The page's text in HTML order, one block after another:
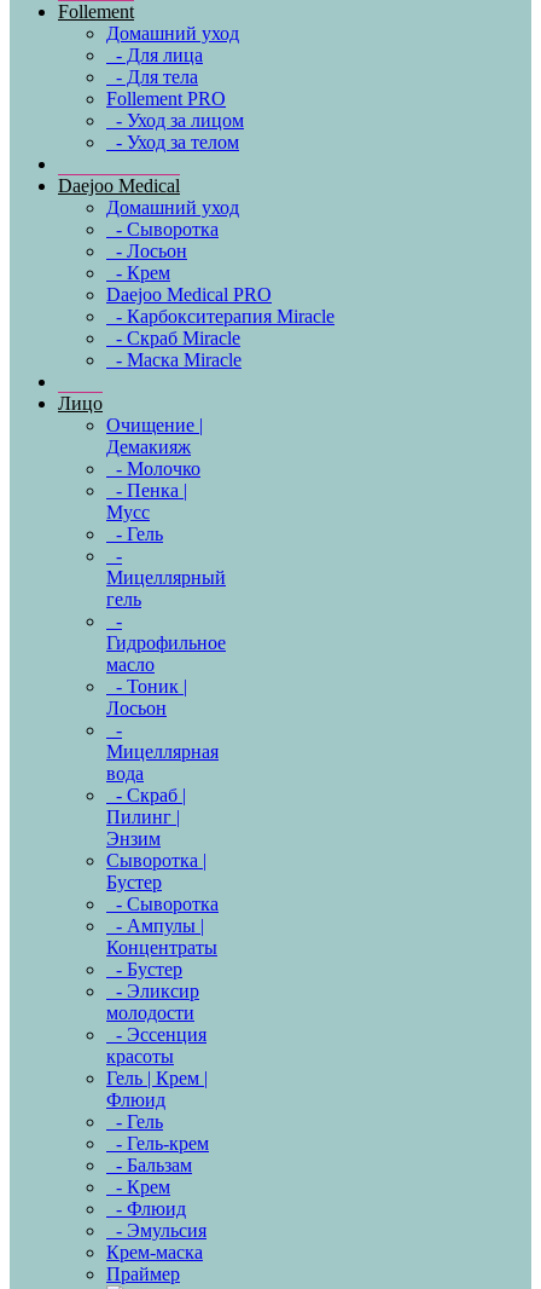
Follement
Домашний уход
- Для лица
- Для тела
Follement PRO
- Уход за лицом
- Уход за телом
Daejoo Medical
Домашний уход
- Сыворотка
- Лосьон
- Крем
Daejoo Medical PRO
- Карбокситерапия Miracle
- Скраб Miracle
- Маска Miracle
Лицо
Очищение |
Демакияж
- Молочко
- Пенка |
Мусс
- Гель
-
Мицеллярный
гель
-
Гидрофильное
масло
- Тоник |
Лосьон
-
Мицеллярная
вода
- Скраб |
Пилинг |
Энзим
Сыворотка |
Бустер
- Сыворотка
- Ампулы |
Концентраты
- Бустер
- Эликсир
молодости
- Эссенция
красоты
Гель | Крем |
Флюид
- Гель
- Гель-крем
- Бальзам
- Крем
- Флюид
- Эмульсия
Крем-маска
Праймер